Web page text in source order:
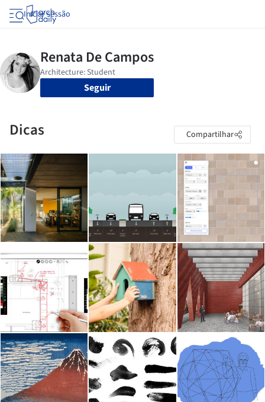
Iniciar sessão
Seguir
Dicas Compartilhar